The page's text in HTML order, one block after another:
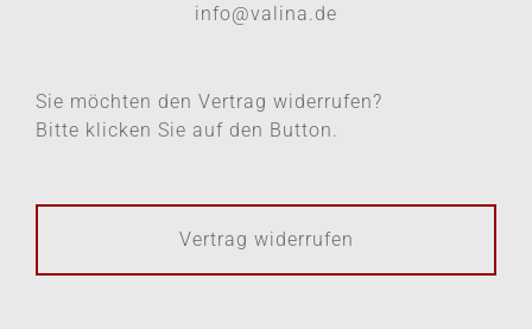
info@valina.de
Sie möchten den Vertrag widerrufen?
Bitte klicken Sie auf den Button.
Vertrag widerrufen